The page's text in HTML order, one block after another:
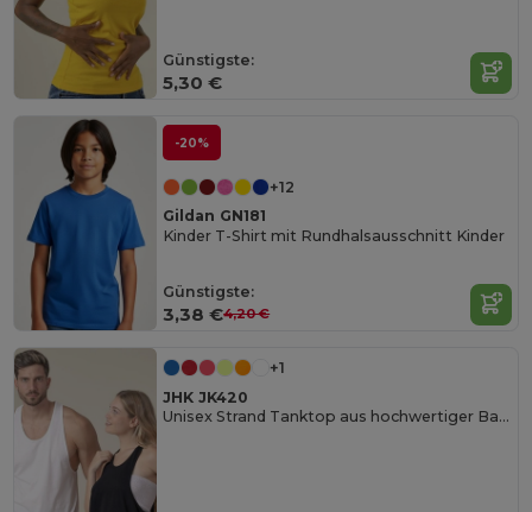
Günstigste:
5,30 €
-20%
+12
Gildan GN181
Kinder T-Shirt mit Rundhalsausschnitt Kinder
Günstigste:
3,38 €4,20 €
+1
JHK JK420
Unisex Strand Tanktop aus hochwertiger Baumwolle